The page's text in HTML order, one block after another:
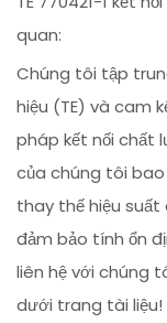
quan:
Chúng tôi tập
hiệu (TE) và cam
pháp kết nối chất
của chúng tôi
thay thế hiệu
đảm bảo tính ổn
liên hệ với chúng
dưới trang tài liệu!